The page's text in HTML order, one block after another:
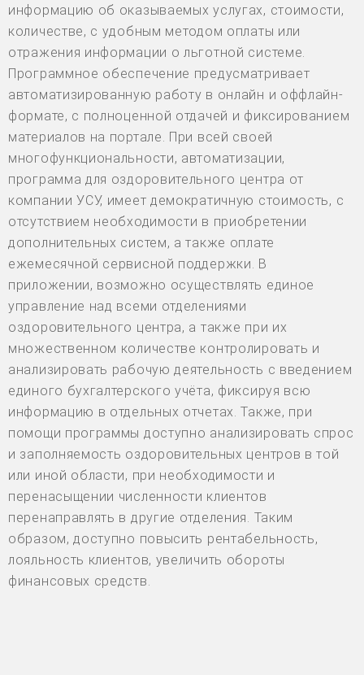
информацию об оказываемых услугах, стоимости,
количестве, с удобным методом оплаты или
отражения информации о льготной системе.
Программное обеспечение предусматривает
автоматизированную работу в онлайн и оффлайн-
формате, с полноценной отдачей и фиксированием
материалов на портале. При всей своей
многофункциональности, автоматизации,
программа для оздоровительного центра от
компании УСУ, имеет демократичную стоимость, с
отсутствием необходимости в приобретении
дополнительных систем, а также оплате
ежемесячной сервисной поддержки. В
приложении, возможно осуществлять единое
управление над всеми отделениями
оздоровительного центра, а также при их
множественном количестве контролировать и
анализировать рабочую деятельность с введением
единого бухгалтерского учёта, фиксируя всю
информацию в отдельных отчетах. Также, при
помощи программы доступно анализировать спрос
и заполняемость оздоровительных центров в той
или иной области, при необходимости и
перенасыщении численности клиентов
перенаправлять в другие отделения. Таким
образом, доступно повысить рентабельность,
лояльность клиентов, увеличить обороты
финансовых средств.